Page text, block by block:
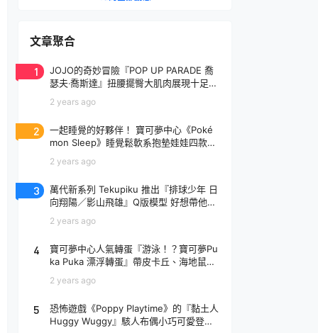
文章聚合
1
JOJO的奇妙冒險『POP UP PARADE 喬
瑟夫‧喬斯達』扭腰擺臀大肌肉展現十足騷
2 years ago
2
一起睡覺的好夥伴！ 寶可夢中心《Poké
mon Sleep》睡覺鬆軟系抱墊娃娃四款登
2 years ago
3
萬代新系列 Tekupiku 推出『排球少年 日
向翔陽／影山飛雄』Q版模型 好想帶他出
2 years ago
4
寶可夢中心人氣轉蛋『游泳！？寶可夢Pu
ka Puka 漂浮轉蛋』帶皮卡丘、海地鼠去
2 years ago
5
恐怖遊戲《Poppy Playtime》的『黏土人
Huggy Wuggy』駭人布偶小巧可愛登